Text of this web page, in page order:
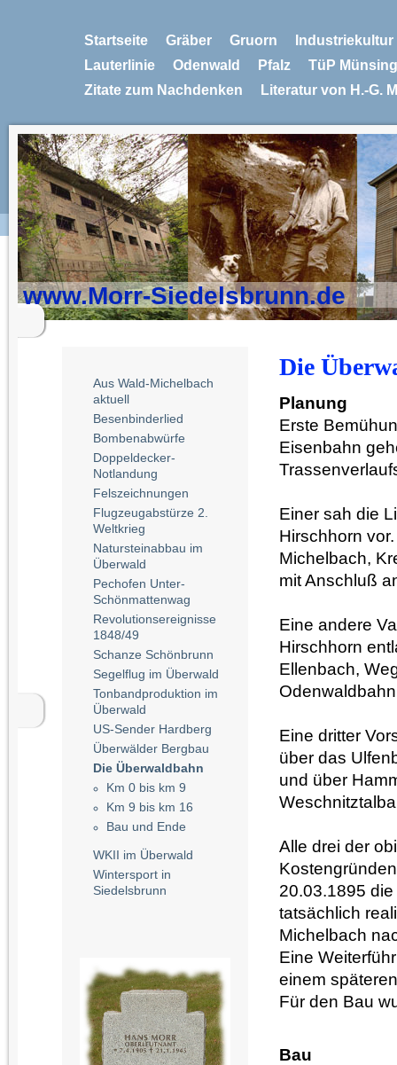
Startseite Gräber Gruorn
Industriekultur
Lauterlinie
Odenwald Pfalz
TüP
Zitate zum Nachdenken
Literatur von H.-G.
www.Morr-Siedelsbrunn.de
Aus Wald-Michelbach
aktuell
Besenbinderlied
Bombenabwürfe
Doppeldecker-
Notlandung
Felszeichnungen
Flugzeugabstürze 2.
Weltkrieg
Natursteinabbau im
Überwald
Pechofen Unter-
Schönmattenwag
Revolutionsereignisse
1848/49
Schanze Schönbrunn
Segelflug im Überwald
Tonbandproduktion im
Überwald
US-Sender Hardberg
Überwälder Bergbau
Die Überwaldbahn
Km 0 bis km 9
Km 9 bis km 16
Bau und Ende
WKII im Überwald
Wintersport in
Siedelsbrunn
Die
Planung
Erste
Eisenbahn
Einer sah die
Hirschhorn
Michelbach,
mit Anschluß
Eine andere
Hirschhorn
Ellenbach,
Eine dritter
über das
und über
Alle drei der
20.03.1895
tatsächlich
Michelbach
Eine
einem
Für den Bau
Bau